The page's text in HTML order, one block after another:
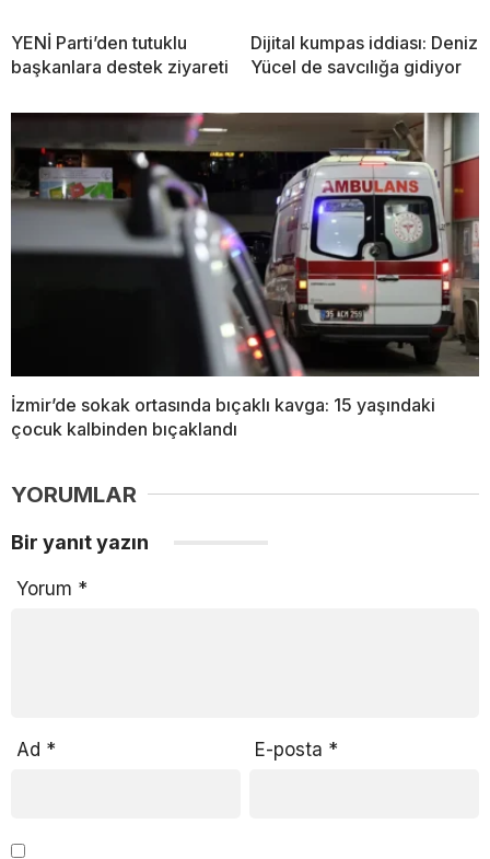
YENİ Parti’den tutuklu
başkanlara destek ziyareti
Dijital kumpas iddiası: Deniz
Yücel de savcılığa gidiyor
İzmir’de sokak ortasında bıçaklı kavga: 15 yaşındaki
çocuk kalbinden bıçaklandı
YORUMLAR
Bir yanıt yazın
Yorum *
Ad * E-posta *